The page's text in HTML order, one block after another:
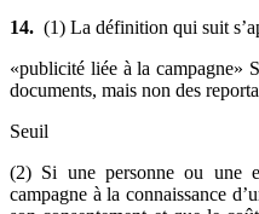
14. (1) La définition qui suit
«publicité liée à la campagne»
documents, mais non des
Seuil
(2) Si une personne ou une
campagne à la connaissance